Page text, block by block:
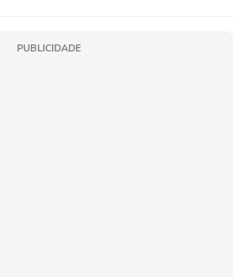
PUBLICIDADE